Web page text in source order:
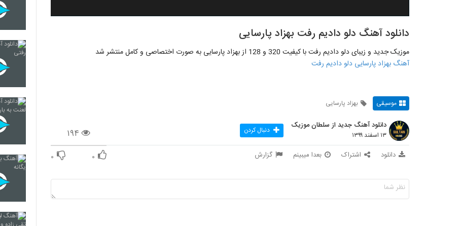
دانلود آهنگ دلو دادیم رفت بهزاد پارسایی
موزیک جدید و زیبای دلو دادیم رفت با کیفیت 320 و 128 از بهزاد پارسایی به صورت اختصاصی و کامل منتشر شد
آهنگ بهزاد پارسایی دلو دادیم رفت
موسیقی بهزاد پارسایی
۱۹۴
دانلود آهنگ جدید از سلطان موزیک
۱۳ اسفند ۱۳۹۹ دنبال کردن
دانلود اشتراک بعدا میبینم گزارش ۰ ۰